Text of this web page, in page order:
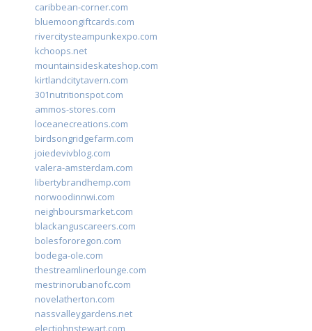
caribbean-corner.com
bluemoongiftcards.com
rivercitysteampunkexpo.com
kchoops.net
mountainsideskateshop.com
kirtlandcitytavern.com
301nutritionspot.com
ammos-stores.com
loceanecreations.com
birdsongridgefarm.com
joiedevivblog.com
valera-amsterdam.com
libertybrandhemp.com
norwoodinnwi.com
neighboursmarket.com
blackanguscareers.com
bolesfororegon.com
bodega-ole.com
thestreamlinerlounge.com
mestrinorubanofc.com
novelatherton.com
nassvalleygardens.net
electjohnstewart.com